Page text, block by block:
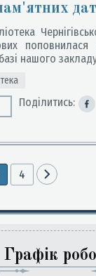
нашого
Поділитись:
4
Графік